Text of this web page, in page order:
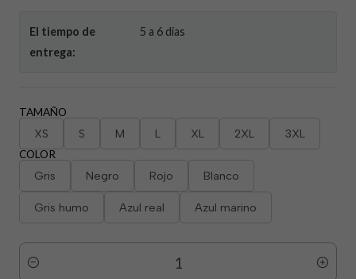
El tiempo de
entrega:
5 a 6 días
TAMAÑO
XS S M L XL 2XL 3XL
COLOR
Gris Negro Rojo Blanco
Gris humo Azul real Azul marino
Cantidad